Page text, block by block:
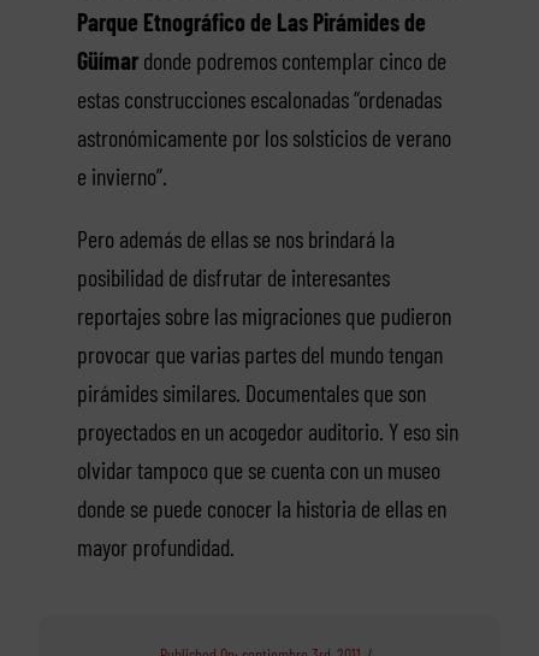
Parque Etnográfico de Las Pirámides de
Güímardonde podremos contemplar cinco de
estas construcciones escalonadas “ordenadas
astronómicamente por los solsticios de verano
e invierno”.
Pero además de ellas se nos brindará la
posibilidad de disfrutar de interesantes
reportajes sobre las migraciones que pudieron
provocar que varias partes del mundo tengan
pirámides similares. Documentales que son
proyectados en un acogedor auditorio. Y eso sin
olvidar tampoco que se cuenta con un museo
donde se puede conocer la historia de ellas en
mayor profundidad.